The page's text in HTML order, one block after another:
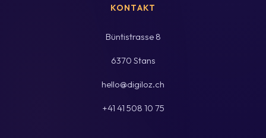
KONTAKT
Büntistrasse 8
6370 Stans
hello@digiloz.ch
+41 41 508 10 75